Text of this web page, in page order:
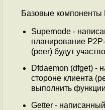
Базовые компоненты
Supernode -
планирование
(peer) будут
Dfdaemon (dfget) -
стороне клиента
выполнить
Getter -